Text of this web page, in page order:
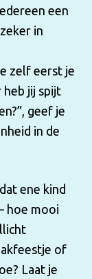
een
in
zelf eerst je
jij spijt
geef je
in de
ene kind
hoe mooi
of
Laat je